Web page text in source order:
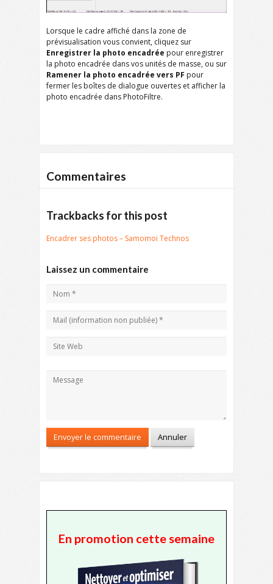
Lorsque le cadre affiché dans la zone de
prévisualisation vous convient, cliquez sur
Enregistrer la photo encadrée pour enregistrer
la photo encadrée dans vos unités de masse, ou sur
Ramener la photo encadrée vers PF pour
fermer les boîtes de dialogue ouvertes et afficher la
photo encadrée dans PhotoFiltre.
Commentaires
Trackbacks for this post
Encadrer ses photos – Samomoi Technos
Laissez un commentaire
En promotion cette semaine